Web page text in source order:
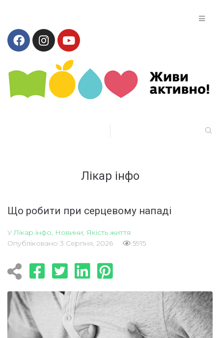
Лікар інфо
Що робити при серцевому нападі
У Лікар інфо Новини Якість життя
Опубліковано 3 Серпня, 2026 5915